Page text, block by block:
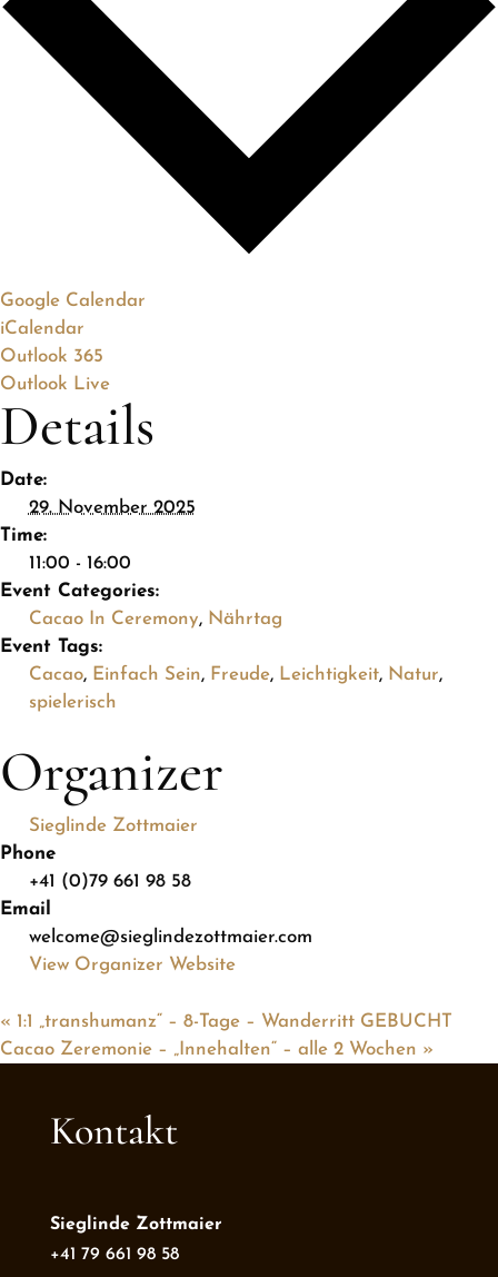
Google Calendar
iCalendar
Outlook 365
Outlook Live
Details
Date:
29. November 2025
Time:
11:00 - 16:00
Event Categories:
Cacao In Ceremony, Nährtag
Event Tags:
Cacao, Einfach Sein, Freude, Leichtigkeit, Natur,
spielerisch
Organizer
Sieglinde Zottmaier
Phone
+41 (0)79 661 98 58
Email
welcome@sieglindezottmaier.com
View Organizer Website
« 1:1 „transhumanz“ – 8-Tage – Wanderritt GEBUCHT
Cacao Zeremonie – „Innehalten“ – alle 2 Wochen »
Kontakt
Sieglinde Zottmaier
+41 79 661 98 58